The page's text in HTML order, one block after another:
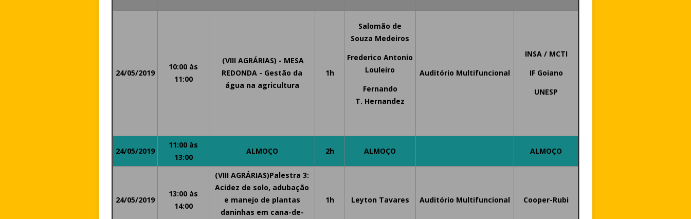
24/05/2019
10:00 às
11:00
(VIII AGRÁRIAS) - MESA
REDONDA - Gestão da
água na agricultura
1h
Salomão de
Souza Medeiros
Frederico Antonio
Louleiro
Fernando
T. Hernandez
Auditório Multifuncional
INSA / MCTI
IF Goiano
UNESP
24/05/2019
11:00 às
13:00
ALMOÇO 2h ALMOÇO ALMOÇO
24/05/2019
13:00 às
14:00
(VIII AGRÁRIAS)Palestra 3:
Acidez de solo, adubação
e manejo de plantas
daninhas em cana-de-
1h Leyton Tavares Auditório Multifuncional Cooper-Rubi